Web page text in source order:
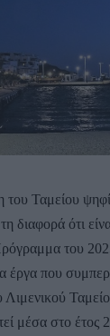
του Ταμείου
ότι
του
έργα που
μέσα στο έτος